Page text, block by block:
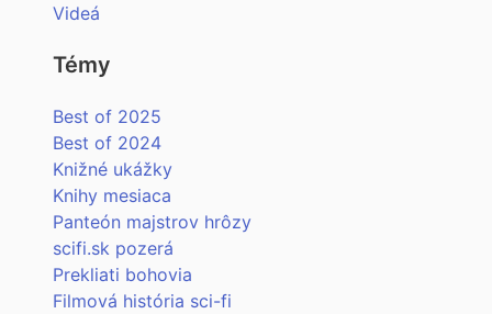
Videá
Témy
Best of 2025
Best of 2024
Knižné ukážky
Knihy mesiaca
Panteón majstrov hrôzy
scifi.sk pozerá
Prekliati bohovia
Filmová história sci-fi